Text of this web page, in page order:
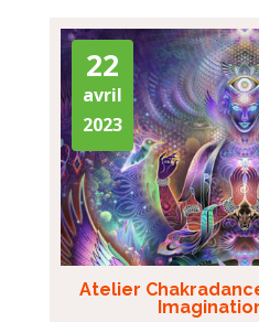
22
avril
2023
Atelier